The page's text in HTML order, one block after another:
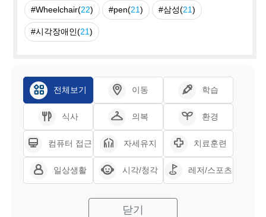
#Wheelchair(22) #pen(21) #삼성(21)
#시각장애인(21)
전체보기 이동 학습
식사 의복 환경
컴퓨터 접근 자세유지 치료훈련
일상생활 시각/청각 레저/스포츠
닫기